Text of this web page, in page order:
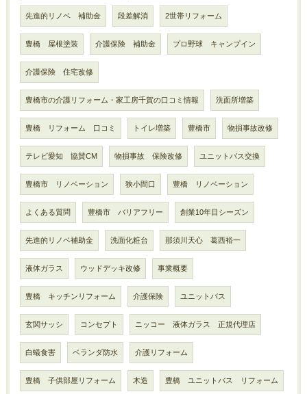
先進的リノベ 補助金 段差解消 2世帯リフォーム
豊橋 屋根塗装 介護保険 補助金 プロ野球 キャンプイン
介護保険 住宅改修
豊橋市の介護リフォーム・家工房千賀の口コミ情報 洗面所増築
豊橋 リフォーム 口コミ トイレ増築 豊橋市 物損事故改修
テレビ愛知 協賛CM 物損事故 保険改修 ユニットバス交換
豊橋市 リノベーション 狭小間口 豊橋 リノベーション
よくある質問 豊橋市 バリアフリー 創業10年目シーズン
先進的リノベ補助金 洗面化粧台 那須川天心 葛西裕一
液体ガラス ウッドデッキ改修 事業概要
豊橋 キッチンリフォーム 介護保険 ユニットバス
玄関サッシ コンセプト ニッコー 液体ガラス 正規代理店
白蟻食害 ベランダ防水 介護リフォーム
豊橋 子供部屋リフォーム 木造 豊橋 ユニットバス リフォーム